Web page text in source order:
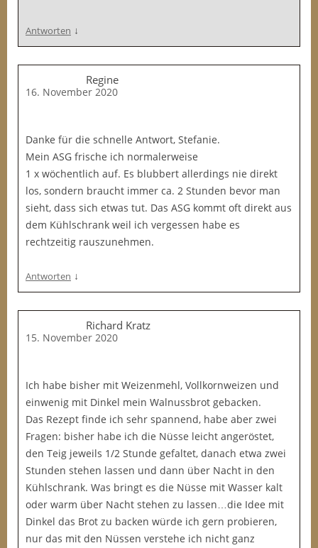
Antworten ↓
Regine
16. November 2020
Danke für die schnelle Antwort, Stefanie.
Mein ASG frische ich normalerweise
1 x wöchentlich auf. Es blubbert allerdings nie direkt
los, sondern braucht immer ca. 2 Stunden bevor man
sieht, dass sich etwas tut. Das ASG kommt oft direkt aus
dem Kühlschrank weil ich vergessen habe es
rechtzeitig rauszunehmen.
Antworten ↓
Richard Kratz
15. November 2020
Ich habe bisher mit Weizenmehl, Vollkornweizen und
einwenig mit Dinkel mein Walnussbrot gebacken.
Das Rezept finde ich sehr spannend, habe aber zwei
Fragen: bisher habe ich die Nüsse leicht angeröstet,
den Teig jeweils 1/2 Stunde gefaltet, danach etwa zwei
Stunden stehen lassen und dann über Nacht in den
Kühlschrank. Was bringt es die Nüsse mit Wasser kalt
oder warm über Nacht stehen zu lassen…die Idee mit
Dinkel das Brot zu backen würde ich gern probieren,
nur das mit den Nüssen verstehe ich nicht ganz